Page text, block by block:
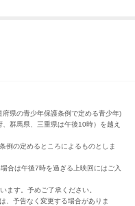
県の青少年保護条例で定める青少年)
群馬県、三重県は午後10時）を越え
例の定めるところによるものとしま
合は午後7時を過ぎる上映回にはご入
ます。予めご了承ください。
、予告なく変更する場合がありま